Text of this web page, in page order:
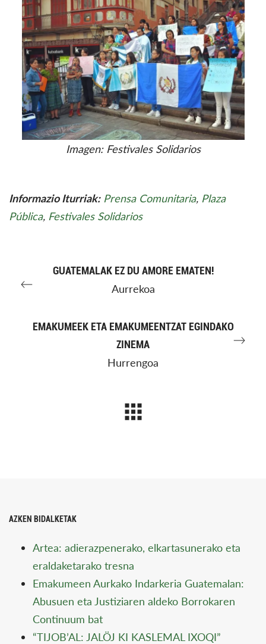
Imagen: Festivales Solidarios
Informazio Iturriak: Prensa Comunitaria, Plaza
Pública, Festivales Solidarios
GUATEMALAK EZ DU AMORE EMATEN!
Aurrekoa
EMAKUMEEK ETA EMAKUMEENTZAT EGINDAKO
ZINEMA
Hurrengoa
AZKEN BIDALKETAK
Artea: adierazpenerako, elkartasunerako eta
eraldaketarako tresna
Emakumeen Aurkako Indarkeria Guatemalan:
Abusuen eta Justiziaren aldeko Borrokaren
Continuum bat
“TIJOB’AL: JALÖJ KI KASLEMAL IXOQI”